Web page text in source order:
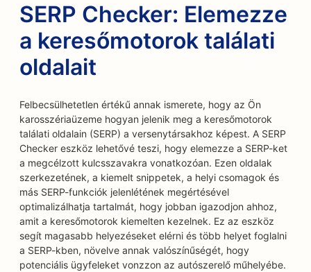
SERP Checker: Elemezze
a keresőmotorok találati
oldalait
Felbecsülhetetlen értékű annak ismerete, hogy az Ön
karosszériaüzeme hogyan jelenik meg a keresőmotorok
találati oldalain (SERP) a versenytársakhoz képest. A SERP
Checker eszköz lehetővé teszi, hogy elemezze a SERP-ket
a megcélzott kulcsszavakra vonatkozóan. Ezen oldalak
szerkezetének, a kiemelt snippetek, a helyi csomagok és
más SERP-funkciók jelenlétének megértésével
optimalizálhatja tartalmát, hogy jobban igazodjon ahhoz,
amit a keresőmotorok kiemelten kezelnek. Ez az eszköz
segít magasabb helyezéseket elérni és több helyet foglalni
a SERP-kben, növelve annak valószínűségét, hogy
potenciális ügyfeleket vonzzon az autószerelő műhelyébe.